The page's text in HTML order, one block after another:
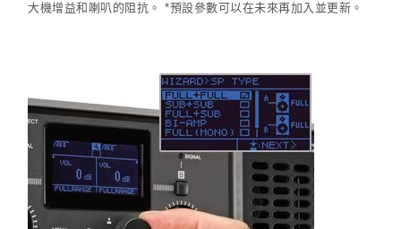
大機增益和喇叭的阻抗。 *預設參數可以在未來再加入並更新。